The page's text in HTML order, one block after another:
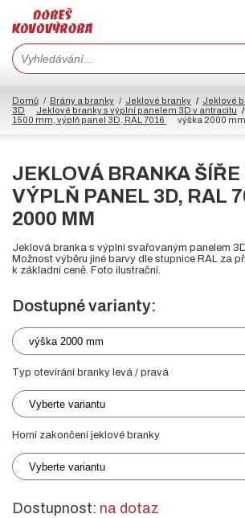
Domů Brány a branky Jeklové branky
Jeklové
3D
Jeklové branky s výplní panelem 3D v antracitu
1500 mm, výplň panel 3D, RAL 7016
výška 2000 mm
JEKLOVÁ BRANKA ŠÍŘE
VÝPLŇ PANEL 3D, RAL
2000 MM
Jeklová branka s výplní svařovaným panelem
Možnost výběru jiné barvy dle stupnice RAL za
k základní ceně. Foto ilustrační.
Dostupné varianty:
výška 2000 mm
Typ otevírání branky levá / pravá
Vyberte variantu
Horní zakončení jeklové branky
Vyberte variantu
Dostupnost: na dotaz